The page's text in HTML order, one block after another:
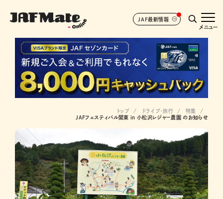
JAF最新情報
メニュー
トップ ドライブ･旅行
特集
JAFフェスティバル関東 in 小松沢レジャー農園 のお知らせ